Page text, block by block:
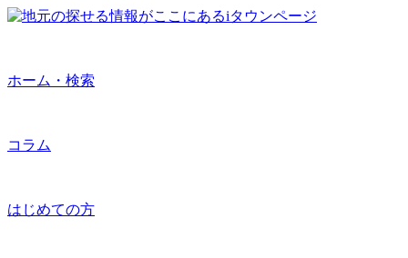
ホーム・検索
コラム
はじめての方